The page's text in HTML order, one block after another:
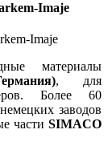
Imaje
материалы
, для
Более 60
заводов
части SIMACO